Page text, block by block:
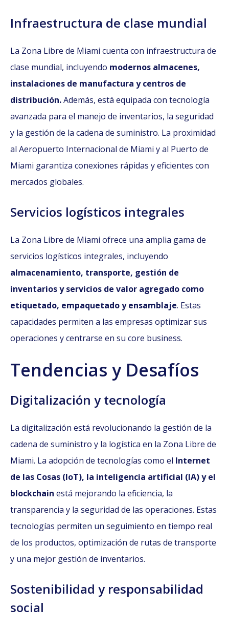
Infraestructura de clase mundial
La Zona Libre de Miami cuenta con infraestructura de
clase mundial, incluyendo modernos almacenes,
instalaciones de manufactura y centros de
distribución.Además, está equipada con tecnología
avanzada para el manejo de inventarios, la seguridad
y la gestión de la cadena de suministro. La proximidad
al Aeropuerto Internacional de Miami y al Puerto de
Miami garantiza conexiones rápidas y eficientes con
mercados globales.
Servicios logísticos integrales
La Zona Libre de Miami ofrece una amplia gama de
servicios logísticos integrales, incluyendo
almacenamiento, transporte, gestión de
inventarios y servicios de valor agregado como
etiquetado, empaquetado y ensamblaje. Estas
capacidades permiten a las empresas optimizar sus
operaciones y centrarse en su core business.
Tendencias y Desafíos
Digitalización y tecnología
La digitalización está revolucionando la gestión de la
cadena de suministro y la logística en la Zona Libre de
Miami. La adopción de tecnologías como el Internet
de las Cosas (IoT), la inteligencia artificial (IA) y el
blockchain está mejorando la eficiencia, la
transparencia y la seguridad de las operaciones. Estas
tecnologías permiten un seguimiento en tiempo real
de los productos, optimización de rutas de transporte
y una mejor gestión de inventarios.
Sostenibilidad y responsabilidad
social